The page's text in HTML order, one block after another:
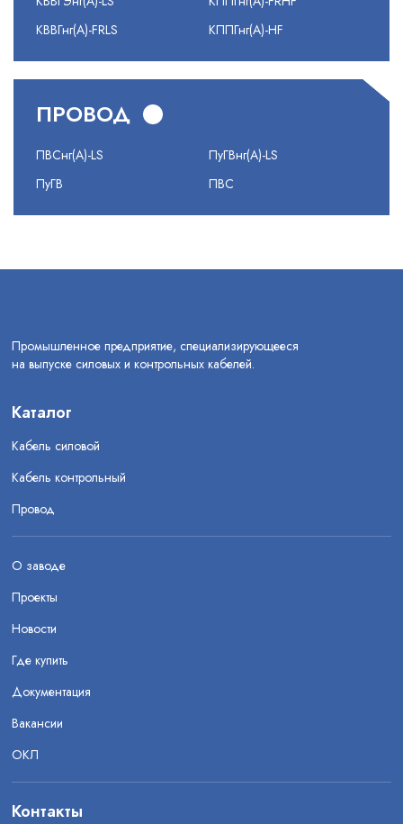
КВВГнг(А)-FRLS
КППГнг(А)-HF
ПРОВОД
ПВСнг(А)-LS
ПуГВ
ПуГВнг(А)-LS
ПВС
Промышленное предприятие, специализирующееся
на выпуске силовых и контрольных кабелей.
Каталог
Кабель силовой
Кабель контрольный
Провод
О заводе
Проекты
Новости
Где купить
Документация
Вакансии
ОКЛ
Контакты